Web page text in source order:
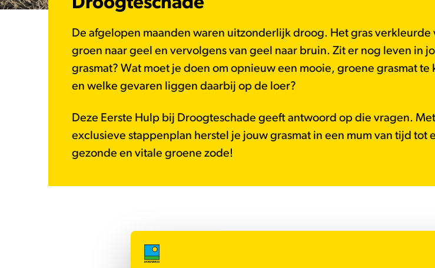
De afgelopen maanden waren uitzonderlijk droog. Het gras verkleurde
groen naar geel en vervolgens van geel naar bruin. Zit er nog leven in
grasmat? Wat moet je doen om opnieuw een mooie, groene grasmat te
en welke gevaren liggen daarbij op de loer?
Deze Eerste Hulp bij Droogteschade geeft antwoord op die vragen.
exclusieve stappenplan herstel je jouw grasmat in een mum van tijd tot
gezonde en vitale groene zode!